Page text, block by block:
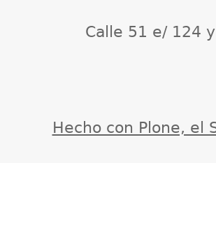
Calle 51 e/ 124
Hecho con Plone, el